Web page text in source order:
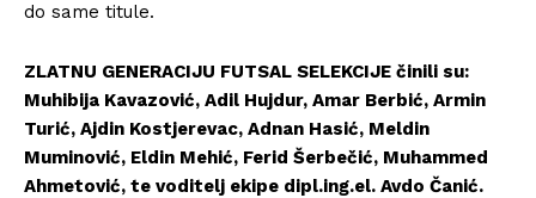
do same titule.
ZLATNU GENERACIJU FUTSAL SELEKCIJE činili su:
Muhibija Kavazović, Adil Hujdur, Amar Berbić, Armin
Turić, Ajdin Kostjerevac, Adnan Hasić, Meldin
Muminović, Eldin Mehić, Ferid Šerbečić, Muhammed
Ahmetović, te voditelj ekipe dipl.ing.el. Avdo Čanić.